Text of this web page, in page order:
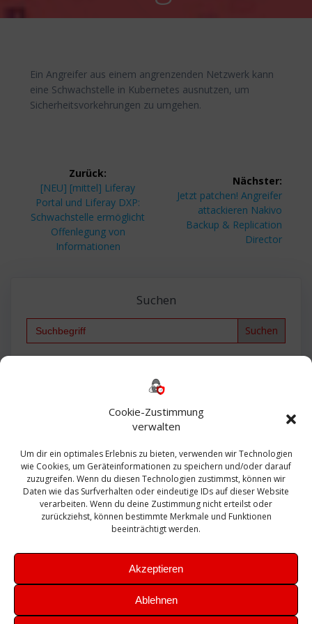
Cookie-Zustimmung
verwalten
Um dir ein optimales Erlebnis zu bieten, verwenden wir Technologien
wie Cookies, um Geräteinformationen zu speichern und/oder darauf
zuzugreifen. Wenn du diesen Technologien zustimmst, können wir
Daten wie das Surfverhalten oder eindeutige IDs auf dieser Website
verarbeiten. Wenn du deine Zustimmung nicht erteilst oder
zurückziehst, können bestimmte Merkmale und Funktionen
beeinträchtigt werden.
Akzeptieren
Ablehnen
Ein Angreifer aus einem angrenzenden Netzwerk kann
eine Schwachstelle in Kubernetes ausnutzen, um
Sicherheitsvorkehrungen zu umgehen.
Beitragsnavigation
Zurück:
Vorheriger
Beitrag:
[NEU] [mittel] Liferay
Portal und Liferay DXP:
Schwachstelle ermöglicht
Offenlegung von
Informationen
Nächster:
Nächster
Beitrag:
Jetzt patchen! Angreifer
attackieren Nakivo
Backup & Replication
Director
Suchen
Search
Bautagebuch
Exchange firewall Fritzbox
Microsoft
Sanierung SBS Security Server Sicherheit
Sicherung SIEM Sophos SSL Ubuntu
Update Upgrade UTM VCenter VCSA Veeam
VMWare VPN WAZUH Windows
Zertifikat